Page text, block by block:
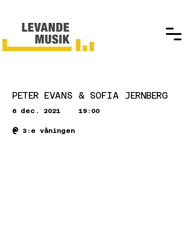
PETER EVANS & SOFIA JERNBERG
6 dec. 2021 19:00
@ 3:e våningen